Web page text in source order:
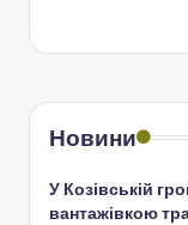
Новини
У Козівській
вантажівкою